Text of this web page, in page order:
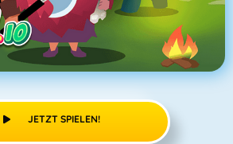
JETZT SPIELEN!